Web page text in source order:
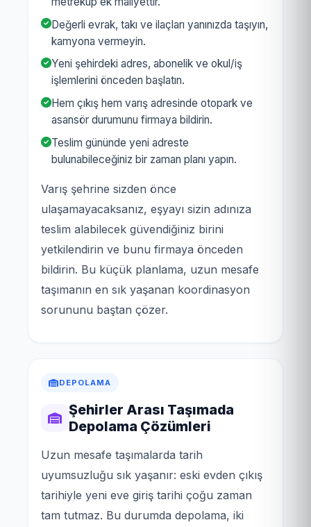
Değerli evrak, takı ve ilaçları yanınızda taşıyın,
kamyona vermeyin.
Yeni şehirdeki adres, abonelik ve okul/iş
işlemlerini önceden başlatın.
Hem çıkış hem varış adresinde otopark ve
asansör durumunu firmaya bildirin.
Teslim gününde yeni adreste
bulunabileceğiniz bir zaman planı yapın.
Varış şehrine sizden önce
ulaşamayacaksanız, eşyayı sizin adınıza
teslim alabilecek güvendiğiniz birini
yetkilendirin ve bunu firmaya önceden
bildirin. Bu küçük planlama, uzun mesafe
taşımanın en sık yaşanan koordinasyon
sorununu baştan çözer.
DEPOLAMA
Şehirler Arası Taşımada
Depolama Çözümleri
Uzun mesafe taşımalarda tarih
uyumsuzluğu sık yaşanır: eski evden çıkış
tarihiyle yeni eve giriş tarihi çoğu zaman
tam tutmaz. Bu durumda depolama, iki